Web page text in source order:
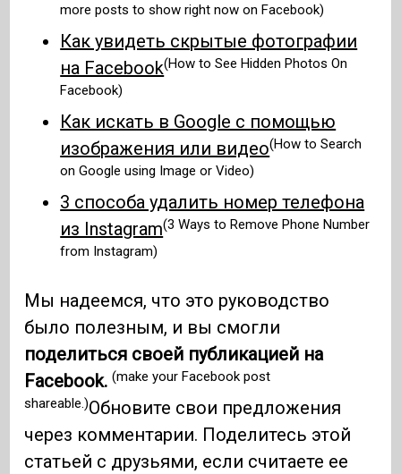
more posts to show right now on Facebook)
Как увидеть скрытые фотографии
на Facebook(How to See Hidden Photos On
Facebook)
Как искать в Google с помощью
изображения или видео(How to Search
on Google using Image or Video)
3 способа удалить номер телефона
из Instagram(3 Ways to Remove Phone Number
from Instagram)
Мы надеемся, что это руководство
было полезным, и вы смогли
поделиться своей публикацией на
Facebook.(make your Facebook post
shareable.)Обновите свои предложения
через комментарии. Поделитесь этой
статьей с друзьями, если считаете ее